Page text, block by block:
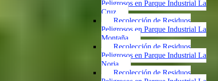
Peligrosos en Parque Industrial La
Cruz
Recolección de Residuos
Peligrosos en Parque Industrial La
Montaña
Recolección de Residuos
Peligrosos en Parque Industrial La
Noria
Recolección de Residuos